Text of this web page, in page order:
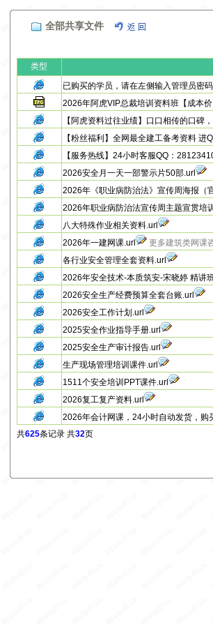
全部共享文件
类型
已购买的学员，请在左侧输入管理员密码
2026年阿虎VIP总裁培训资料班【成本
【阿虎资料过往业绩】口口相传的口碑
【粉丝福利】全网最全建工备考资料 进
【服务热线】24小时客服QQ：
2026安全月一天一部警示片50部.url
2026年《职业病防治法》宣传周海报（
2026年职业病防治法宣传周主题宣贯培
八大特殊作业相关资料.url
2026年一建网课.url
更多建筑类网课
各行业安全管理全套资料.url
2026年安全技术-本质筑安-宋晓婷 精讲
2026安全生产经费预算全套台账.url
2026安全工作计划.url
2025安全作业指导手册.url
2025安全生产审计报告.url
生产现场管理培训课件.url
1511个安全培训PPT课件.url
2026复工复产资料.url
2026年会计网课，24小时自动发货，购
共625条记录 共32页